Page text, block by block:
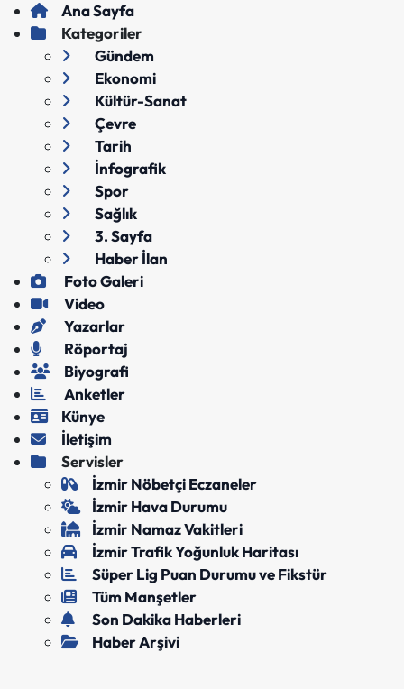
Ana Sayfa
Kategoriler
Gündem
Ekonomi
Kültür-Sanat
Çevre
Tarih
İnfografik
Spor
Sağlık
3. Sayfa
Haber İlan
Foto Galeri
Video
Yazarlar
Röportaj
Biyografi
Anketler
Künye
İletişim
Servisler
İzmir Nöbetçi Eczaneler
İzmir Hava Durumu
İzmir Namaz Vakitleri
İzmir Trafik Yoğunluk Haritası
Süper Lig Puan Durumu ve Fikstür
Tüm Manşetler
Son Dakika Haberleri
Haber Arşivi